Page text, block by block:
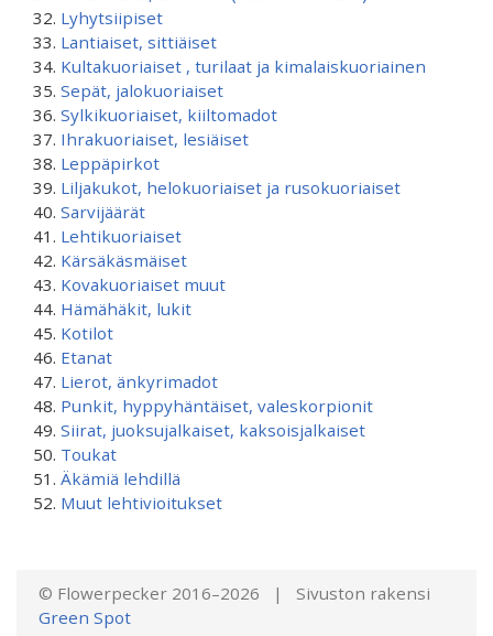
Lyhytsiipiset
Lantiaiset, sittiäiset
Kultakuoriaiset , turilaat ja kimalaiskuoriainen
Sepät, jalokuoriaiset
Sylkikuoriaiset, kiiltomadot
Ihrakuoriaiset, lesiäiset
Leppäpirkot
Liljakukot, helokuoriaiset ja rusokuoriaiset
Sarvijäärät
Lehtikuoriaiset
Kärsäkäsmäiset
Kovakuoriaiset muut
Hämähäkit, lukit
Kotilot
Etanat
Lierot, änkyrimadot
Punkit, hyppyhäntäiset, valeskorpionit
Siirat, juoksujalkaiset, kaksoisjalkaiset
Toukat
Äkämiä lehdillä
Muut lehtivioitukset
© Flowerpecker 2016–2026 | Sivuston rakensi
Green Spot